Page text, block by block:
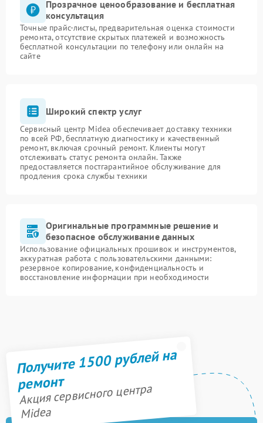
Прозрачное ценообразование и бесплатная
консультация
Точные прайс-листы, предварительная оценка стоимости
ремонта, отсутствие скрытых платежей и возможность
бесплатной консультации по телефону или онлайн на
сайте
Широкий спектр услуг
Сервисный центр Midea обеспечивает доставку техники
по всей РФ, бесплатную диагностику и качественный
ремонт, включая срочный ремонт. Клиенты могут
отслеживать статус ремонта онлайн. Также
предоставляется постгарантийное обслуживание для
продления срока службы техники
Оригинальные программные решение и
безопасное обслуживание данных
Использование официальных прошивок и инструментов,
аккуратная работа с пользовательскими данными:
резервное копирование, конфиденциальность и
восстановление информации при необходимости
Получите 1500 рублей на
ремонт
Акция сервисного центра
Midea